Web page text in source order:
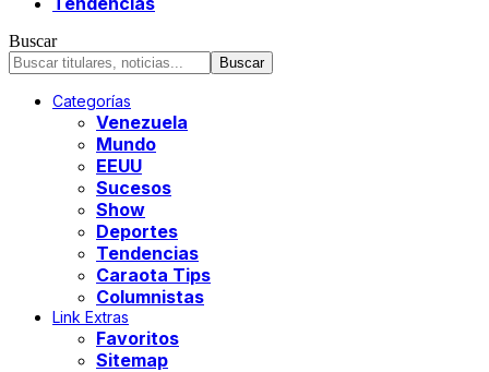
Buscar
Categorías
Venezuela
Mundo
EEUU
Sucesos
Show
Deportes
Tendencias
Caraota Tips
Columnistas
Link Extras
Favoritos
Sitemap